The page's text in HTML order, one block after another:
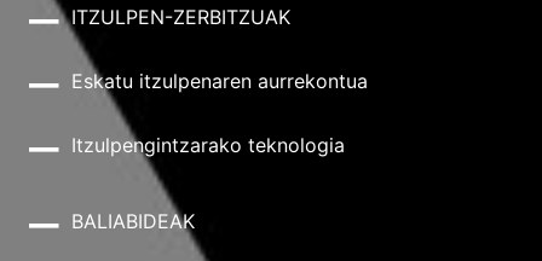
ITZULPEN-ZERBITZUAK
Eskatu itzulpenaren aurrekontua
Itzulpengintzarako teknologia
BALIABIDEAK